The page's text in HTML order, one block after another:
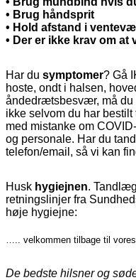
• Brug håndsprit
• Hold afstand i
• Der er ikke krav om at
Har du symptomer? Gå
hoste, ondt i halsen,
åndedrætsbesvær, må du
ikke selvom du har
med mistanke om
og personale. Har du
telefon/email, så vi kan
Husk hygiejnen.
retningslinjer fra
høje hygiejne:
….. velkommen tilbage til
De bedste hilsner og